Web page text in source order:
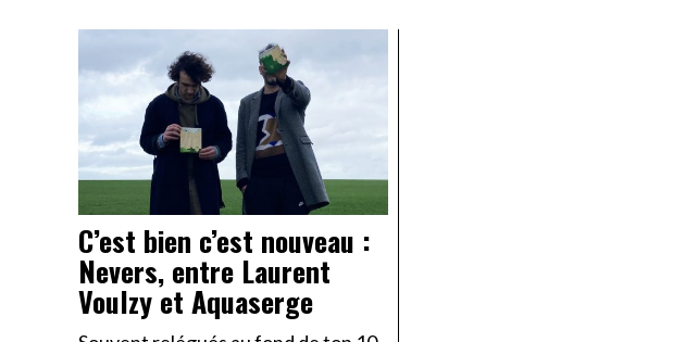
C’est bien c’est nouveau :
Nevers, entre Laurent
Voulzy et Aquaserge